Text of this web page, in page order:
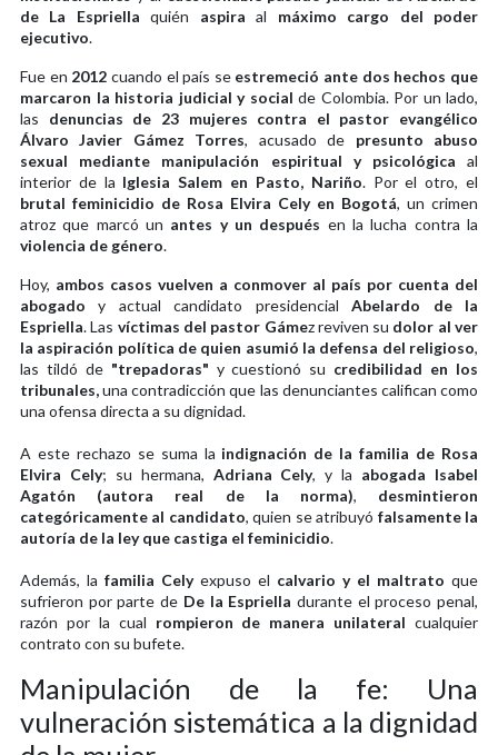
de La Espriellaquién aspira al máximo cargo del poder
ejecutivo.
Fue en 2012 cuando el país se estremeció ante dos hechos que
marcaron la historia judicial y social de Colombia. Por un lado,
las denuncias de 23 mujeres contra el pastor evangélico
Álvaro Javier Gámez Torres, acusado de presunto abuso
sexual mediante manipulación espiritual y psicológica al
interior de la Iglesia Salem en Pasto, Nariño. Por el otro, el
brutal feminicidio de Rosa Elvira Cely en Bogotá, un crimen
atroz que marcó un antes y un después en la lucha contra la
violencia de género.
Hoy, ambos casos vuelven a conmover al país por cuenta del
abogado y actual candidato presidencialAbelardo de la
Espriella. Las víctimas del pastor Gámez reviven su dolor al ver
la aspiración política de quien asumió la defensa del religioso,
las tildó de "trepadoras" y cuestionó su credibilidad en los
tribunales,una contradicción que las denunciantes califican como
una ofensa directa a su dignidad.
A este rechazo se suma la indignación de la familia de Rosa
Elvira Cely; su hermana, Adriana Cely, y la abogada Isabel
Agatón (autora real de la norma), desmintieron
categóricamente al candidato, quien se atribuyó falsamente la
autoría de la ley que castiga el feminicidio.
Además, la familia Cely expuso el calvario y el maltrato que
sufrieron por parte de De la Espriella durante el proceso penal,
razón por la cual rompieron de manera unilateral cualquier
contrato con su bufete.
Manipulación de la fe: Una
vulneración sistemática a la dignidad